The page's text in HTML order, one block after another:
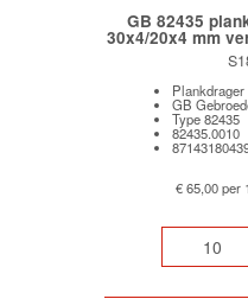
GB 82435
30x4/20x4 mm
Plankdrager
GB
Type 82435
82435.0010
€ 65,00 per